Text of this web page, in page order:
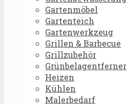
Gartenmöbel
Gartenteich
Gartenwerkzeug
Grillen & Barbecue
Grillzubehör
Grünbelagentferner
Heizen
Kühlen
Malerbedarf